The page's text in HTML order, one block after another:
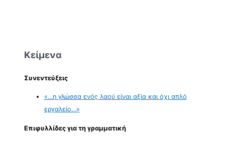
Κείμενα
Συνεντεύξεις
«…η γλώσσα ενός λαού είναι αξία και όχι απλό
εργαλείο…»
Επιφυλλίδες για τη γραμματική